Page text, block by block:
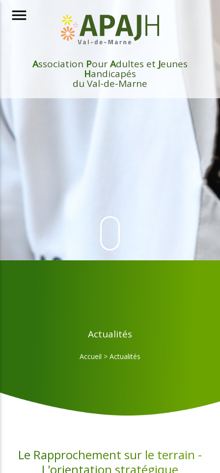
Association PourAdultes et Jeunes
Handicapés
du Val-de-Marne
menu
Actualités
Accueil > Actualités
Le Rapprochement sur le terrain -
L'orientation stratégique